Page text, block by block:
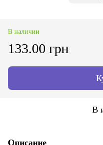
В наличии
133.00 грн
В
Описание